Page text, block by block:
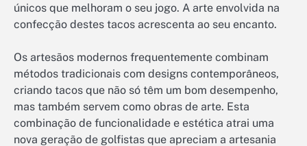
únicos que melhoram o seu jogo. A arte envolvida na
confecção destes tacos acrescenta ao seu encanto.
Os artesãos modernos frequentemente combinam
métodos tradicionais com designs contemporâneos,
criando tacos que não só têm um bom desempenho,
mas também servem como obras de arte. Esta
combinação de funcionalidade e estética atrai uma
nova geração de golfistas que apreciam a artesania